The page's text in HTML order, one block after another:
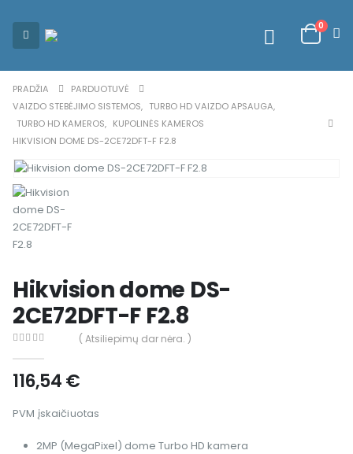
0
PRADŽIA
PARDUOTUVĖ
VAIZDO STEBĖJIMO SISTEMOS, TURBO HD VAIZDO APSAUGA,
TURBO HD KAMEROS, KUPOLINĖS KAMEROS
HIKVISION DOME DS-2CE72DFT-F F2.8
Hikvision dome DS-
2CE72DFT-F F2.8
( Atsiliepimų dar nėra. )
116,54€
PVM įskaičiuotas
2MP (MegaPixel) dome Turbo HD kamera